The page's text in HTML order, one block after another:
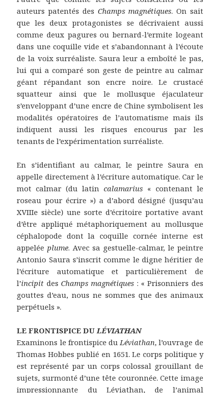
auteurs patentés des Champs magnétiques. On sait
que les deux protagonistes se décrivaient aussi
comme deux pagures ou bernard-l’ermite logeant
dans une coquille vide et s’abandonnant à l’écoute
de la voix surréaliste. Saura leur a emboîté le pas,
lui qui a comparé son geste de peintre au calmar
géant répandant son encre noire. Le crustacé
squatteur ainsi que le mollusque éjaculateur
s’enveloppant d’une encre de Chine symbolisent les
modalités opératoires de l’automatisme mais ils
indiquent aussi les risques encourus par les
tenants de l’expérimentation surréaliste.
En s’identifiant au calmar, le peintre Saura en
appelle directement à l’écriture automatique. Car le
mot calmar (du latin calamarius« contenant le
roseau pour écrire ») a d’abord désigné (jusqu’au
XVIIIe siècle) une sorte d’écritoire portative avant
d’être appliqué métaphoriquement au mollusque
céphalopode dont la coquille cornée interne est
appelée plume. Avec sa gestuelle-calmar, le peintre
Antonio Saura s’inscrit comme le digne héritier de
l’écriture automatique et particulièrement de
l’incipit des Champs magnétiques: « Prisonniers des
gouttes d’eau, nous ne sommes que des animaux
perpétuels ».
LE FRONTISPICE DU LÉVIATHAN
Examinons le frontispice du Léviathan, l’ouvrage de
Thomas Hobbes publié en 1651. Le corps politique y
est représenté par un corps colossal grouillant de
sujets, surmonté d’une tête couronnée. Cette image
impressionnante du Léviathan, de l’animal